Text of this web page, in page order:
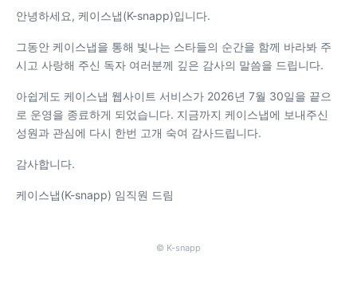
안녕하세요, 케이스냅(K-snapp)입니다.
그동안 케이스냅을 통해 빛나는 스타들의 순간을 함께 바라봐 주
시고 사랑해 주신 독자 여러분께 깊은 감사의 말씀을 드립니다.
아쉽게도 케이스냅 웹사이트 서비스가 2026년 7월 30일을 끝으
로 운영을 종료하게 되었습니다. 지금까지 케이스냅에 보내주신
성원과 관심에 다시 한번 고개 숙여 감사드립니다.
감사합니다.
케이스냅(K-snapp) 임직원 드림
© K-snapp